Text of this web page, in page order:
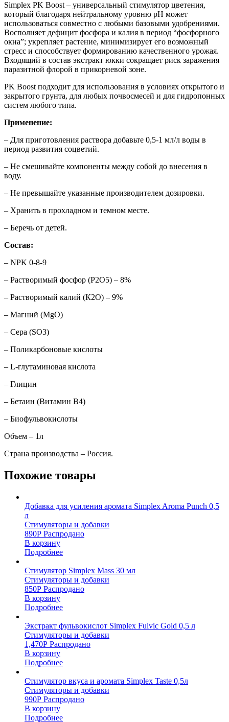
Simplex PK Boost – универсальный стимулятор цветения,
который благодаря нейтральному уровню рН может
использоваться совместно с любыми базовыми удобрениями.
Восполняет дефицит фосфора и калия в период “фосфорного
окна”; укрепляет растение, минимизирует его возможный
стресс и способствует формированию качественного урожая.
Входящий в состав экстракт юкки сокращает риск заражения
паразитной флорой в прикорневой зоне.
PK Boost подходит для использования в условиях открытого и
закрытого грунта, для любых почвосмесей и для гидропонных
систем любого типа.
Применение:
– Для приготовления раствора добавьте 0,5-1 мл/л воды в
период развития соцветий.
– Не смешивайте компоненты между собой до внесения в
воду.
– Не превышайте указанные производителем дозировки.
– Хранить в прохладном и темном месте.
– Беречь от детей.
Состав:
– NPK 0-8-9
– Растворимый фосфор (Р2О5) – 8%
– Растворимый калий (К2О) – 9%
– Магний (MgO)
– Сера (SO3)
– Поликарбоновые кислоты
– L-глутаминовая кислота
– Глицин
– Бетаин (Витамин В4)
– Биофульвокислоты
Объем – 1л
Страна производства – Россия.
Похожие товары
Добавка для усиления аромата Simplex Aroma Punch 0,5
л
Стимуляторы и добавки
890Р Распродано
В корзину
Подробнее
Стимулятор Simplex Mass 30 мл
Стимуляторы и добавки
850Р Распродано
В корзину
Подробнее
Экстракт фульвокислот Simplex Fulvic Gold 0,5 л
Стимуляторы и добавки
1,470Р Распродано
В корзину
Подробнее
Стимулятор вкуса и аромата Simplex Taste 0,5л
Стимуляторы и добавки
990Р Распродано
В корзину
Подробнее